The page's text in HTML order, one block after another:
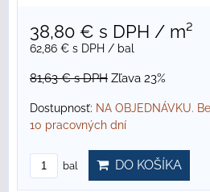
38,80 € s DPH / m²
62,86 € s DPH / bal
81,63 €s DPH Zľava 23%
Dostupnosť: NA OBJEDNÁVKU.
10 pracovných dní
bal DO KOŠÍKA